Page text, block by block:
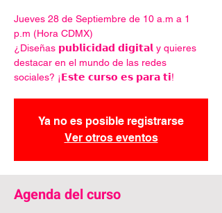
Jueves 28 de Septiembre de 10 a.m a 1
p.m (Hora CDMX)
¿Diseñas 𝗽𝘂𝗯𝗹𝗶𝗰𝗶𝗱𝗮𝗱 𝗱𝗶𝗴𝗶𝘁𝗮𝗹 y quieres
destacar en el mundo de las redes
sociales? ¡𝗘𝘀𝘁𝗲 𝗰𝘂𝗿𝘀𝗼 𝗲𝘀 𝗽𝗮𝗿𝗮 𝘁𝗶!
Ya no es posible registrarse
Ver otros eventos
Agenda del curso